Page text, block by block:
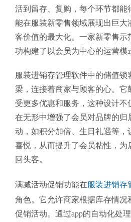
活到留存、复购，每个环节都能
能在服装新零售领域展现出巨大
客价值的最大化。一家新零售示
功构建了以会员为中心的运营模
服装进销存管理软件中的储值锁
梁，连接着商家与顾客的心。它
受更多优惠和服务，这种设计不
在无形中增强了会员对品牌的归
动，如积分加倍、生日礼遇等，
喜悦，从而提升了会员粘性，为
回头客。
满减活动促销功能在服装进销存
角色。它允许商家根据库存情况
促销活动。通过app的自动化处